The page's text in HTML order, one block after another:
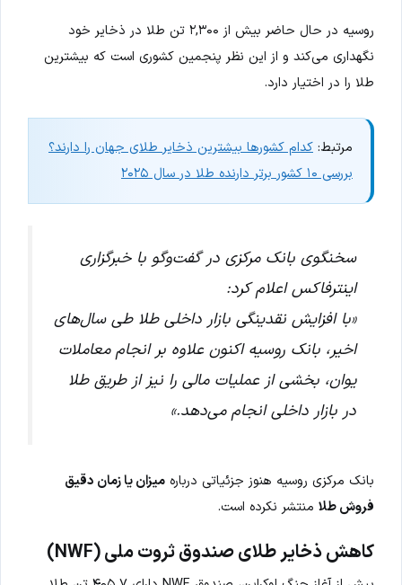
روسیه در حال حاضر بیش از ۲,۳۰۰ تن طلا در ذخایر خود
نگهداری می‌کند و از این نظر پنجمین کشوری است که بیشترین
طلا را در اختیار دارد.
مرتبط: کدام کشورها بیشترین ذخایر طلای جهان را دارند؟
بررسی ۱۰ کشور برتر دارنده طلا در سال ۲۰۲۵
سخنگوی بانک مرکزی در گفت‌وگو با خبرگزاری
اینترفاکس اعلام کرد:
«با افزایش نقدینگی بازار داخلی طلا طی سال‌های
اخیر، بانک روسیه اکنون علاوه بر انجام معاملات
یوان، بخشی از عملیات مالی را نیز از طریق طلا
در بازار داخلی انجام می‌دهد.»
بانک مرکزی روسیه هنوز جزئیاتی درباره میزان یا زمان دقیق
فروش طلا منتشر نکرده است.
کاهش ذخایر طلای صندوق ثروت ملی (NWF)